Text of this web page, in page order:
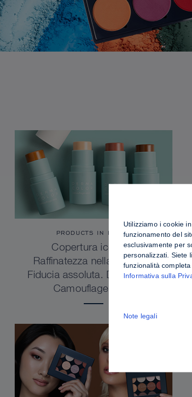
PRODUCTS IN FOCUS
Copertura iconica.
Raffinatezza nella praticità.
Fiducia assoluta. Dermacolor
Camouflage Stick
Utilizziamo i cookie
funzionamento del
esclusivamente per
personalizzati. Siete
funzionalità
Informativa sulla
Note legali